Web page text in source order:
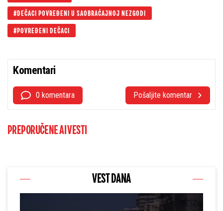
DEČACI POVREĐENI U SAOBRAĆAJNOJ NEZGODI
POVREĐENI DEČACI
Komentari
0 komentara Pošaljite komentar
PREPORUČENE AI VESTI
VEST DANA